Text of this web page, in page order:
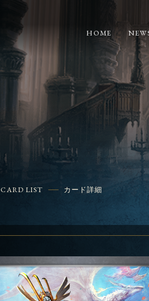
HOME
CARD LIST カード詳細